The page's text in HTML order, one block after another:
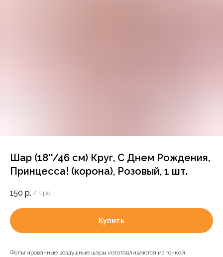
Шар (18''/46 см) Круг, С Днем Рождения,
Принцесса! (корона), Розовый, 1 шт.
150 р. / 1 pc
Купить
Фольгированные воздушные шары изготавливаются из тонкой